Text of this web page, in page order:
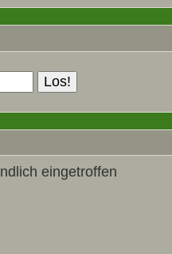
eingetroffen